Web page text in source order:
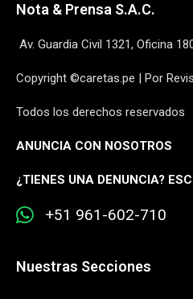
Nota & Prensa S.A.C.
Av. Guardia Civil 1321, Oficina
Copyright ©caretas.pe | Por
Todos los derechos reservados
ANUNCIA CON NOSOTROS
¿TIENES UNA DENUNCIA?
+51 961-602-710
Nuestras Secciones